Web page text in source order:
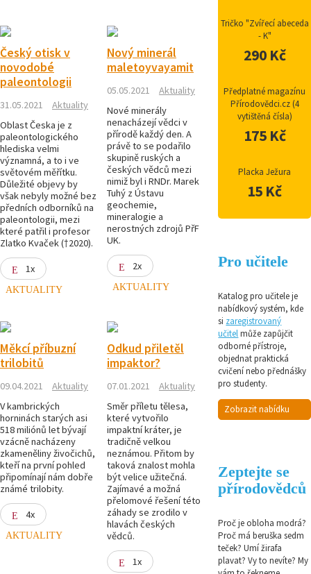
Český otisk v
novodobé
paleontologii
31.05.2021
Aktuality
Oblast Česka je z
paleontologického
hlediska velmi
významná, a to i ve
světovém měřítku.
Důležité objevy by
však nebyly možné bez
předních odborníků na
paleontologii, mezi
které patřil i profesor
Zlatko Kvaček (†2020).
1x
AKTUALITY
Nový minerál
maletoyvayamit
05.05.2021
Aktuality
Nové minerály
nenacházejí vědci v
přírodě každý den. A
právě to se podařilo
skupině ruských a
českých vědců mezi
nimiž byl i RNDr. Marek
Tuhý z Ústavu
geochemie,
mineralogie a
nerostných zdrojů PřF
UK.
2x
AKTUALITY
Měkcí příbuzní
trilobitů
09.04.2021
Aktuality
V kambrických
horninách starých asi
518 miliónů let bývají
vzácně nacházeny
zkameněliny živočichů,
kteří na první pohled
připomínají nám dobře
známé trilobity.
4x
AKTUALITY
Odkud přiletěl
impaktor?
07.01.2021
Aktuality
Směr příletu tělesa,
které vytvořilo
impaktní kráter, je
tradičně velkou
neznámou. Přitom by
taková znalost mohla
být velice užitečná.
Zajímavé a možná
přelomové řešení této
záhady se zrodilo v
hlavách českých
vědců.
1x
Tričko "Zvířecí abeceda
- K"
290 Kč
Předplatné magazínu
Přírodovědci.cz (4
vytištěná čísla)
175 Kč
Placka Ježura
15 Kč
Pro učitele
Katalog pro učitele je
nabídkový systém, kde
si zaregistrovaný
učitelmůže zapůjčit
odborné přístroje,
objednat praktická
cvičení nebo přednášky
pro studenty.
Zobrazit nabídku
Zeptejte se
přírodovědců
Proč je obloha modrá?
Proč má beruška sedm
teček? Umí žirafa
plavat? Vy to nevíte? My